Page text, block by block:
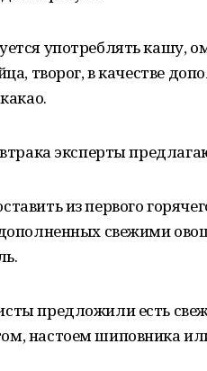
употреблять кашу,
творог, в качестве
эксперты
из первого
свежими
предложили есть
настоем шиповника